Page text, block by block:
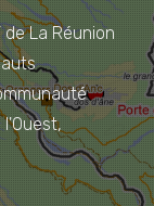
de La Réunion
l'Ouest,